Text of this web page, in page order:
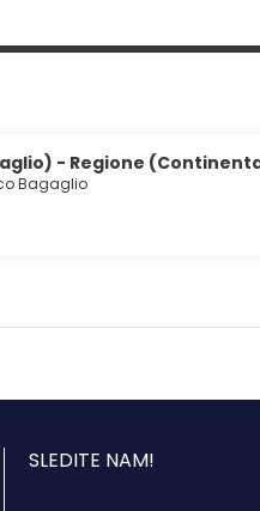
- Regione
Bagaglio
SLEDITE NAM!